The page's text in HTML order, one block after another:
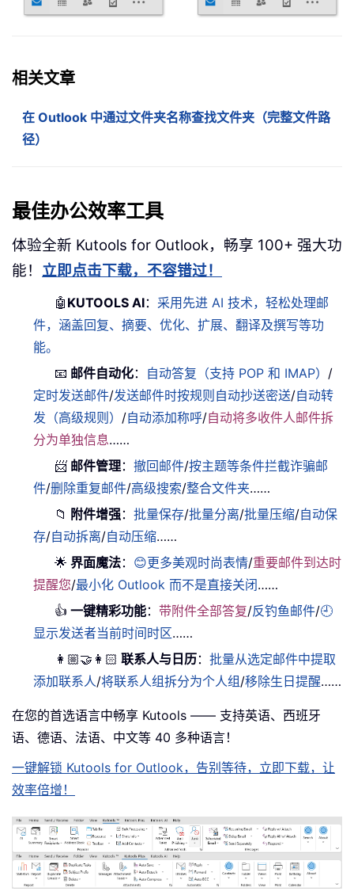
相关文章
在 Outlook 中通过文件夹名称查找文件夹（完整文件路
径）
最佳办公效率工具
体验全新 Kutools for Outlook，畅享 100+ 强大功
能！ 立即点击下载，不容错过！
🤖 KUTOOLS AI： 采用先进 AI 技术，轻松处理邮
件，涵盖回复、摘要、优化、扩展、翻译及撰写等功
能。
📧 邮件自动化： 自动答复（支持 POP 和 IMAP） /
定时发送邮件/发送邮件时按规则自动抄送密送/自动转
发（高级规则） /自动添加称呼/自动将多收件人邮件拆
分为单独信息……
📨 邮件管理：撤回邮件/按主题等条件拦截诈骗邮
件/删除重复邮件/高级搜索/整合文件夹……
📁 附件增强：批量保存/批量分离/批量压缩/自动保
存/自动拆离/自动压缩……
🌟 界面魔法： 😊更多美观时尚表情/重要邮件到达时
提醒您/最小化 Outlook 而不是直接关闭……
👍 一键精彩功能：带附件全部答复/反钓鱼邮件/🕘
显示发送者当前时间时区……
👩🏼‍🤝‍👩🏻 联系人与日历：批量从选定邮件中提取
添加联系人/将联系人组拆分为个人组 /移除生日提醒……
在您的首选语言中畅享 Kutools —— 支持英语、西班牙
语、德语、法语、中文等 40 多种语言！
一键解锁 Kutools for Outlook，告别等待，立即下载，让
效率倍增！